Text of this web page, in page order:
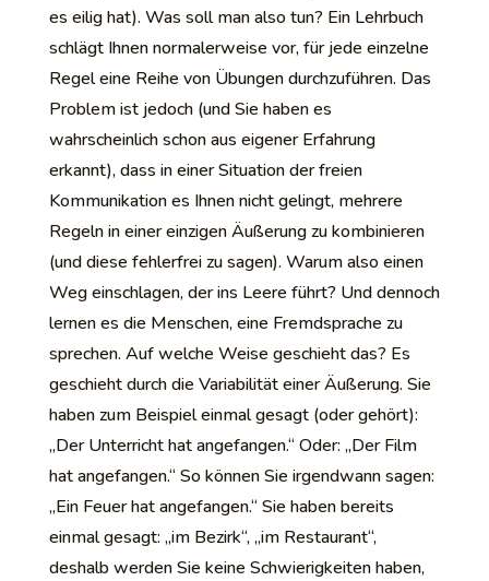
es eilig hat). Was soll man also tun? Ein Lehrbuch
schlägt Ihnen normalerweise vor, für jede einzelne
Regel eine Reihe von Übungen durchzuführen. Das
Problem ist jedoch (und Sie haben es
wahrscheinlich schon aus eigener Erfahrung
erkannt), dass in einer Situation der freien
Kommunikation es Ihnen nicht gelingt, mehrere
Regeln in einer einzigen Äußerung zu kombinieren
(und diese fehlerfrei zu sagen). Warum also einen
Weg einschlagen, der ins Leere führt? Und dennoch
lernen es die Menschen, eine Fremdsprache zu
sprechen. Auf welche Weise geschieht das? Es
geschieht durch die Variabilität einer Äußerung. Sie
haben zum Beispiel einmal gesagt (oder gehört):
„Der Unterricht hat angefangen.“ Oder: „Der Film
hat angefangen.“ So können Sie irgendwann sagen:
„Ein Feuer hat angefangen.“ Sie haben bereits
einmal gesagt: „im Bezirk“, „im Restaurant“,
deshalb werden Sie keine Schwierigkeiten haben,